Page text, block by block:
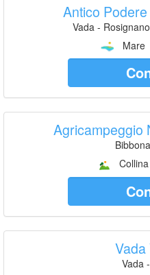
Antico
Vada -
Mare
Agricampeggio
Collina
Vada
Vada